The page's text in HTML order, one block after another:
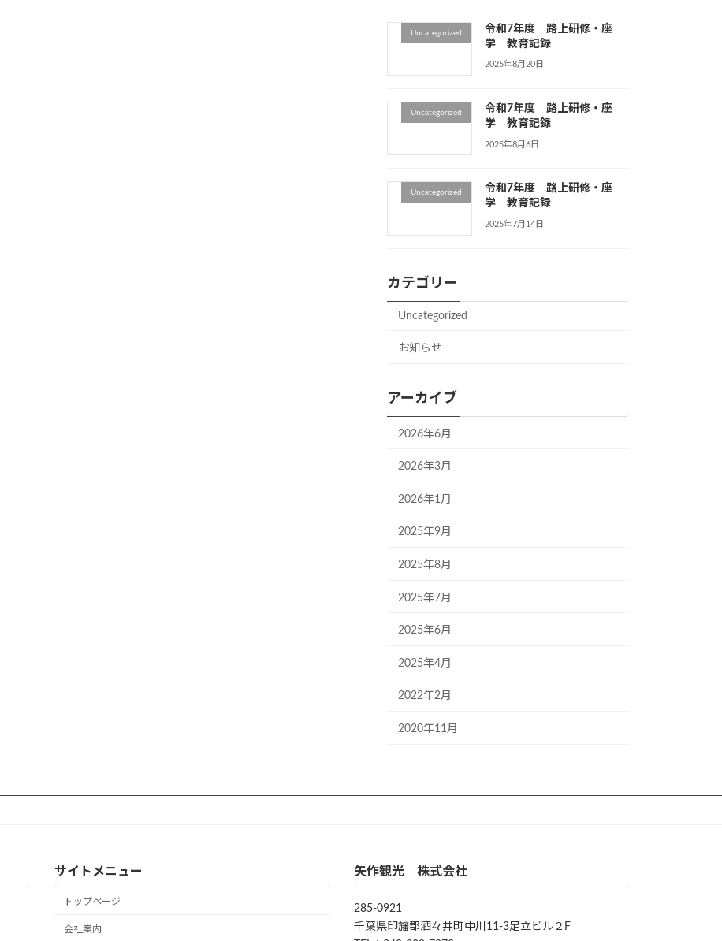
Uncategorized
令和7年度 路上研修・座
学 教育記録
2025年8月20日
Uncategorized
令和7年度 路上研修・座
学 教育記録
2025年8月6日
Uncategorized
令和7年度 路上研修・座
学 教育記録
2025年7月14日
カテゴリー
Uncategorized
お知らせ
アーカイブ
2026年6月
2026年3月
2026年1月
2025年9月
2025年8月
2025年7月
2025年6月
2025年4月
2022年2月
2020年11月
サイトメニュー
トップページ
会社案内
矢作観光 株式会社
285-0921
千葉県印旛郡酒々井町中川11-3足立ビル２F